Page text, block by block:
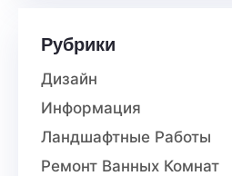
Рубрики
Дизайн
Информация
Ландшафтные Работы
Ремонт Ванных Комнат